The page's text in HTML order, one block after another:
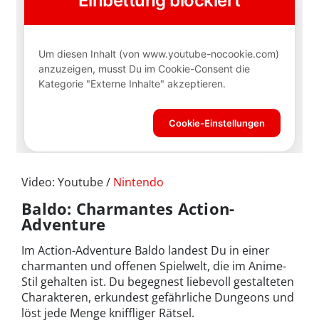
Video: Youtube / Nintendo
Baldo: Charmantes Action-
Adventure
Im Action-Adventure Baldo landest Du in einer
charmanten und offenen Spielwelt, die im Anime-
Stil gehalten ist. Du begegnest liebevoll gestalteten
Charakteren, erkundest gefährliche Dungeons und
löst jede Menge kniffliger Rätsel.